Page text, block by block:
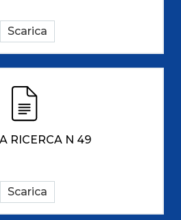
Scarica
RICERCA N 49
Scarica